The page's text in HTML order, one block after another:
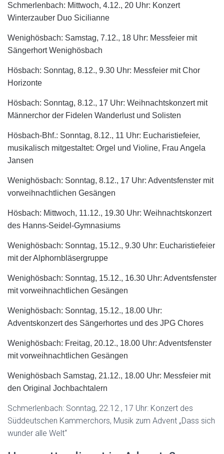
Schmerlenbach: Mittwoch, 4.12., 20 Uhr: Konzert
Winterzauber Duo Sicilianne
Wenighösbach: Samstag, 7.12., 18 Uhr: Messfeier mit
Sängerhort Wenighösbach
Hösbach: Sonntag, 8.12., 9.30 Uhr: Messfeier mit Chor
Horizonte
Hösbach: Sonntag, 8.12., 17 Uhr: Weihnachtskonzert mit
Männerchor der Fidelen Wanderlust und Solisten
Hösbach-Bhf.: Sonntag, 8.12., 11 Uhr: Eucharistiefeier,
musikalisch mitgestaltet: Orgel und Violine, Frau Angela
Jansen
Wenighösbach: Sonntag, 8.12., 17 Uhr: Adventsfenster mit
vorweihnachtlichen Gesängen
Hösbach: Mittwoch, 11.12., 19.30 Uhr: Weihnachtskonzert
des Hanns-Seidel-Gymnasiums
Wenighösbach: Sonntag, 15.12., 9.30 Uhr: Eucharistiefeier
mit der Alphornbläsergruppe
Wenighösbach: Sonntag, 15.12., 16.30 Uhr: Adventsfenster
mit vorweihnachtlichen Gesängen
Wenighösbach: Sonntag, 15.12., 18.00 Uhr:
Adventskonzert des Sängerhortes und des JPG Chores
Wenighösbach: Freitag, 20.12., 18.00 Uhr: Adventsfenster
mit vorweihnachtlichen Gesängen
Wenighösbach Samstag, 21.12., 18.00 Uhr: Messfeier mit
den Original Jochbachtalern
Schmerlenbach: Sonntag, 22.12., 17 Uhr: Konzert des
Süddeutschen Kammerchors, Musik zum Advent „Dass sich
wunder alle Welt“